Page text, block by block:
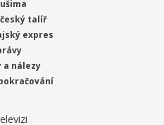
talíř
expres
nálezy